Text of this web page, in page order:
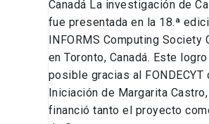
Canadá La investigación de
fue presentada en la 18.ª
INFORMS Computing Society
en Toronto, Canadá. Este
posible gracias al FONDECYT
Iniciación de Margarita
financió tanto el proyecto